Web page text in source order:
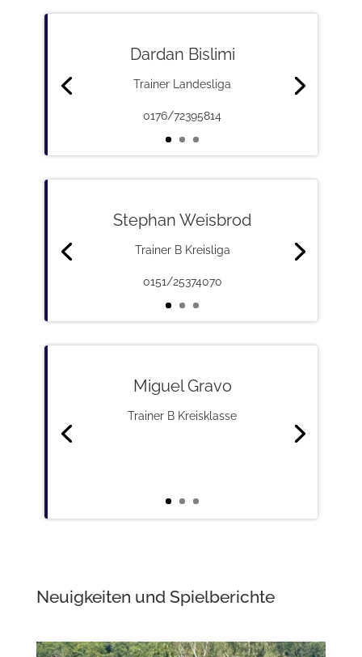
Dardan Bislimi
Trainer Landesliga
0176/72395814
Stephan Weisbrod
Trainer B Kreisliga
0151/25374070
Miguel Gravo
Trainer B Kreisklasse
Neuigkeiten und Spielberichte